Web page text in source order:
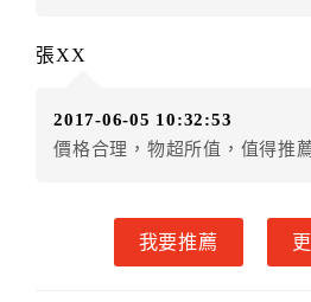
．訂單異動後，訂單費用總計大
訂房者不得要求退其差額。限原
訂房者因故取消訂單辦理退款，
◎住房日7天前辦理者，訂單費用
◎住房日4天前辦理者，訂單費用
張XX
2017-06-05 10:32:53
價格合理，物超所值，值得推
我要推薦